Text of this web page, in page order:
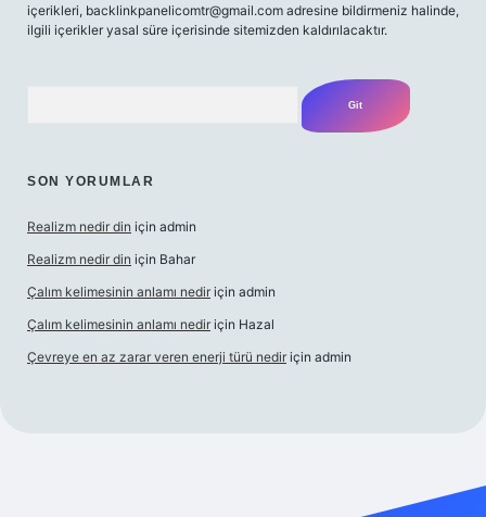
içerikleri, backlinkpanelicomtr@gmail.com adresine bildirmeniz halinde,
ilgili içerikler yasal süre içerisinde sitemizden kaldırılacaktır.
SON YORUMLAR
Realizm nedir din için admin
Realizm nedir din için Bahar
Çalım kelimesinin anlamı nedir için admin
Çalım kelimesinin anlamı nedir için Hazal
Çevreye en az zarar veren enerji türü nedir için admin